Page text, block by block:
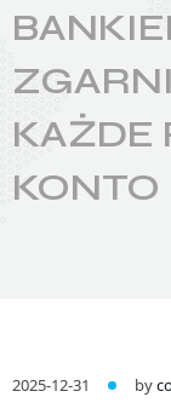
KAŻDE
2025-12-31 by